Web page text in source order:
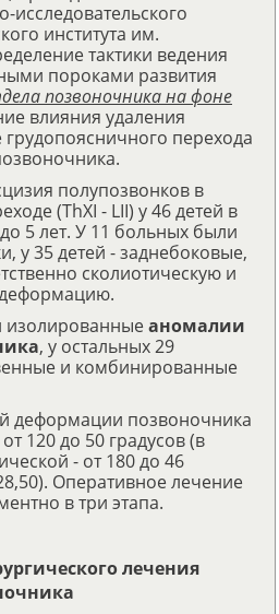
исследовательского
института им.
тактики ведения
пороками развития
позвоночника на фоне
влияния удаления
перехода
полупозвонков в
(ThXI - LII) у 46 детей в
5 лет. У 11 больных были
у 35 детей - заднебоковые,
сколиотическую и
изолированныеаномалии
, у остальных 29
и комбинированные
деформации позвоночника
120 до 50 градусов (в
- от 180 до 46
Оперативное лечение
в три этапа.
лечения